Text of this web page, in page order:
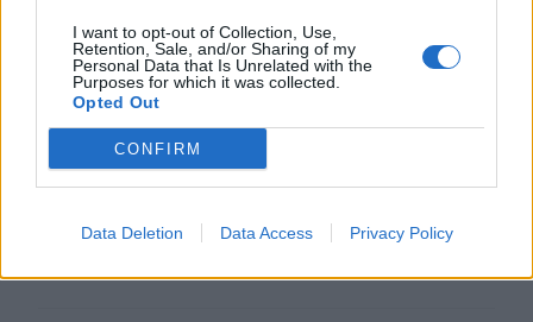
I want to opt-out of Collection, Use,
Retention, Sale, and/or Sharing of my
Personal Data that Is Unrelated with the
Purposes for which it was collected.
Opted Out
CONFIRM
Data Deletion Data Access Privacy Policy
Καλύτερη η εικόνα της φωτιάς στη
Καλύτερη η εικόνα της φωτιάς
στη Μικρή Βίγλα της Νάξου
Εξαρθρώθηκε ομάδα που διακινούσε ναρκωτικά στην
Εξαρθρώθηκε ομάδα που
Αθήνα και στην περιοχή της